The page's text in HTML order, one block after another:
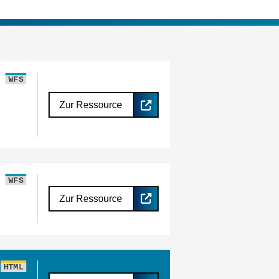
WFS
Zur Ressource
WFS
Zur Ressource
HTML